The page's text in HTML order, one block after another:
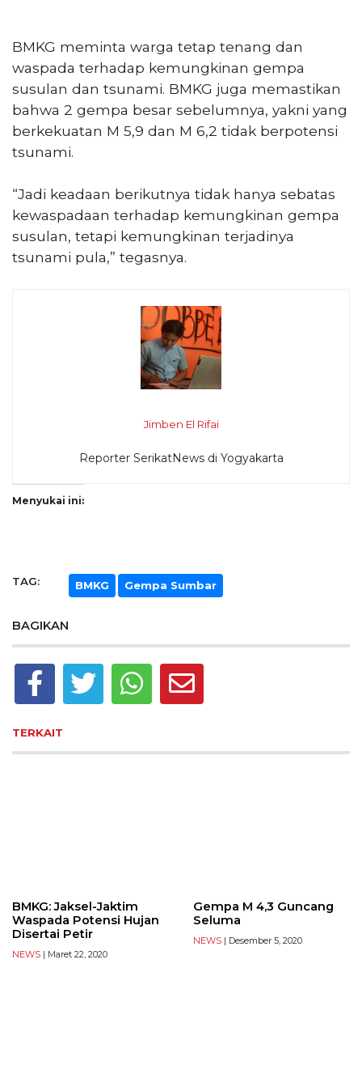
BMKG meminta warga tetap tenang dan
waspada terhadap kemungkinan gempa
susulan dan tsunami. BMKG juga memastikan
bahwa 2 gempa besar sebelumnya, yakni yang
berkekuatan M 5,9 dan M 6,2 tidak berpotensi
tsunami.
“Jadi keadaan berikutnya tidak hanya sebatas
kewaspadaan terhadap kemungkinan gempa
susulan, tetapi kemungkinan terjadinya
tsunami pula,” tegasnya.
Jimben El Rifai
Reporter SerikatNews di Yogyakarta
Menyukai ini:
TAG: BMKG Gempa Sumbar
BAGIKAN
TERKAIT
BMKG: Jaksel-Jaktim
Waspada Potensi Hujan
Disertai Petir
NEWS | Maret 22, 2020
Gempa M 4,3 Guncang
Seluma
NEWS | Desember 5, 2020